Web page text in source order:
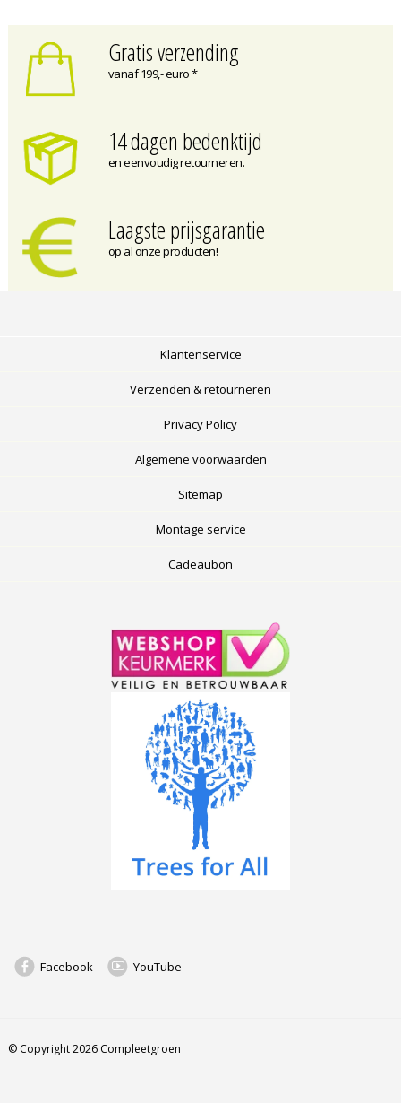
Gratis verzending
vanaf 199,- euro *
14 dagen bedenktijd
en eenvoudig retourneren.
Laagste prijsgarantie
op al onze producten!
Klantenservice
Verzenden & retourneren
Privacy Policy
Algemene voorwaarden
Sitemap
Montage service
Cadeaubon
Facebook YouTube
© Copyright 2026 Compleetgroen